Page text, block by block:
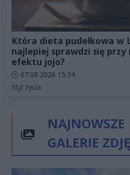
Która dieta pudełkowa w
najlepiej sprawdzi się
efektu jojo?
Data dodania artykułu:
07.08.2026 15:34
Kategorie artykułu:
Styl życia
NAJNOWSZE
GALERIE